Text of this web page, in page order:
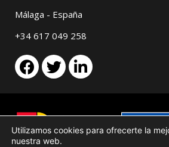
Málaga - España
+34 617 049 258
Utilizamos cookies para ofrecerte la
nuestra web.